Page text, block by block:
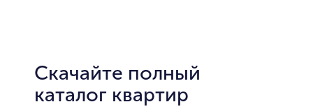
Скачайте полный
каталог квартир